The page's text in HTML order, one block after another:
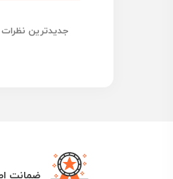
جدیدترین
ضمانت